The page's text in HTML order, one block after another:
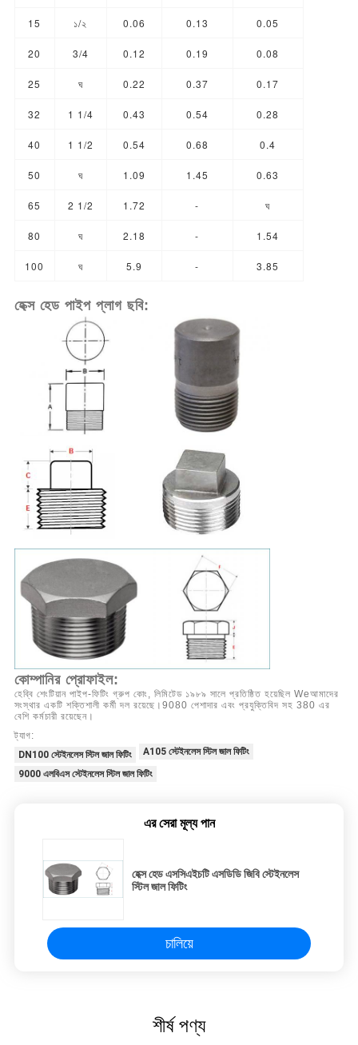
15 ১/২ 0.06 0.13 0.05
20 3/4 0.12 0.19 0.08
25 ঘ 0.22 0.37 0.17
32 1 1/4 0.43 0.54 0.28
40 1 1/2 0.54 0.68 0.4
50 ঘ 1.09 1.45 0.63
65 2 1/2 1.72 - ঘ
80 ঘ 2.18 - 1.54
100 ঘ 5.9 - 3.85
হেক্স হেড পাইপ প্লাগ ছবি:
কোম্পানির প্রোফাইল:
হেব্বি শেংটিয়ান পাইপ-ফিটিং গ্রুপ কোং, লিমিটেড ১৯৮৯ সালে প্রতিষ্ঠিত হয়েছিল Weআমাদের
সংস্থার একটি শক্তিশালী কর্মী দল রয়েছে।9080 পেশাদার এবং প্রযুক্তিবিদ সহ 380 এর
বেশি কর্মচারী রয়েছেন।
ট্যাগ:
DN100 স্টেইনলেস স্টিল জাল ফিটিং
A105 স্টেইনলেস স্টিল জাল ফিটিং
9000 এলবিএস স্টেইনলেস স্টিল জাল ফিটিং
এর সেরা মূল্য পান
হেক্স হেড এসসিএইচটি এসডিডি জিবি স্টেইনলেস
স্টিল জাল ফিটিং
চালিয়ে
শীর্ষ পণ্য